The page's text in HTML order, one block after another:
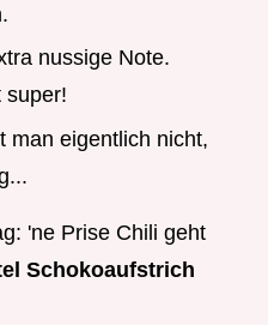
nussige Note.
super!
man eigentlich nicht,
'ne Prise Chili geht
Schokoaufstrich